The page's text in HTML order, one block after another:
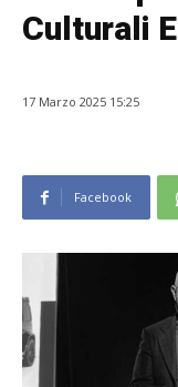
Culturali
17 Marzo 2025 15:25
Facebook